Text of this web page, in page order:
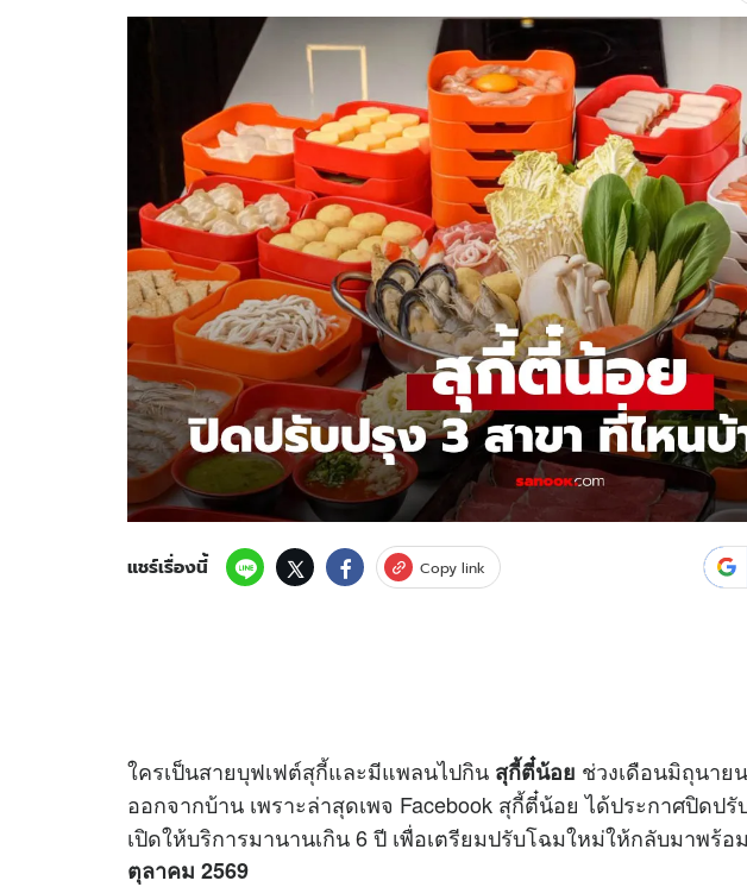
เช็กข่าวชัวร์
เที่ย
ดาวน์โหลดสนุกแอปฟรี ติดตามสนุกโซเชียลได้ที่
สงวนลิขสิทธิ์ ©2569บริษัท อิมเมจ ฟิวเจอร์ (ประเทศไทย) จำกัด
แชร์เรื่องนี้ Copy link
ใครเป็นสายบุฟเฟต์สุกี้และมีแพลนไปกิน สุกี้ตี๋น้อย ช่วงเดือนมิถุนาย
ออกจากบ้าน เพราะล่าสุดเพจ Facebook สุกี้ตี๋น้อย ได้ประกาศปิดป
เปิดให้บริการมานานเกิน 6 ปี เพื่อเตรียมปรับโฉมใหม่ให้กลับมาพร้อ
ตุลาคม 2569